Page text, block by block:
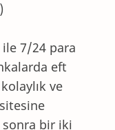
ile 7/24 para
eft
ve
sonra bir iki